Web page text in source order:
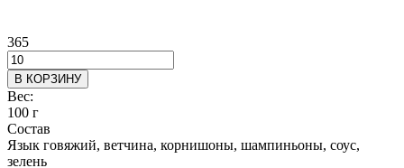
365
В КОРЗИНУ
Вес:
100 г
Состав
Язык говяжий, ветчина, корнишоны, шампиньоны, соус,
зелень